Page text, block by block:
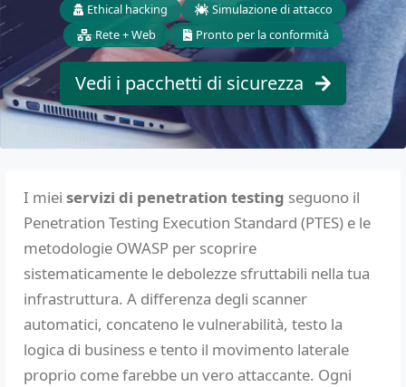
Ethical hacking
Simulazione di attacco
Rete + Web
Pronto per la conformità
Vedi i pacchetti di sicurezza
I miei servizi di penetration testing seguono il
Penetration Testing Execution Standard (PTES) e le
metodologie OWASP per scoprire
sistematicamente le debolezze sfruttabili nella tua
infrastruttura. A differenza degli scanner
automatici, concateno le vulnerabilità, testo la
logica di business e tento il movimento laterale
proprio come farebbe un vero attaccante. Ogni